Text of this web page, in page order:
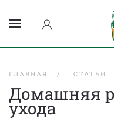
ГЛАВНАЯ СТАТЬИ
Домашняя
ухода